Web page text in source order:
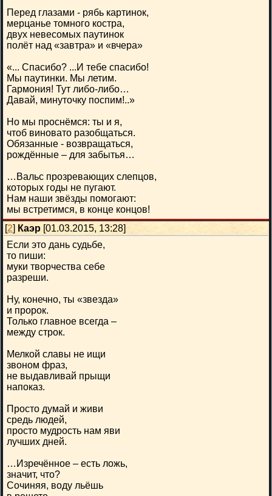
Перед глазами - рябь картинок,
мерцанье томного костра,
двух невесомых паутинок
полёт над «завтра» и «вчера»
«... Спасибо? ...И тебе спасибо!
Мы паутинки. Мы летим.
Гармония! Тут либо-либо…
Давай, минуточку поспим!..»
Но мы проснёмся: ты и я,
чтоб виновато разобщаться.
Обязанные - возвращаться,
рождённые – для забытья…
…Вальс прозревающих слепцов,
которых годы не пугают.
Нам наши звёзды помогают:
мы встретимся, в конце концов!
[2] Каэр [01.03.2015, 13:28]
Если это дань судьбе,
то пиши:
муки творчества себе
разреши.
Ну, конечно, ты «звезда»
и пророк.
Только главное всегда –
между строк.
Мелкой славы не ищи
звоном фраз,
не выдавливай прыщи
напоказ.
Просто думай и живи
средь людей,
просто мудрость нам яви
лучших дней.
…Изречённое – есть ложь,
значит, что?
Сочиняя, воду льёшь